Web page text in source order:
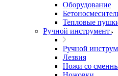
Оборудование
Тепловые
Ручной инструмент
Ручной
Лезвия
Ножи со